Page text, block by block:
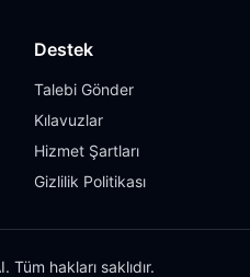
Destek
Talebi Gönder
Kılavuzlar
Hizmet Şartları
Gizlilik Politikası
hakları saklıdır.